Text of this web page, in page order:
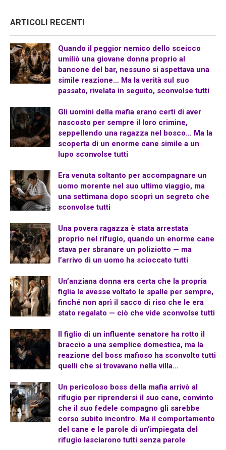
ARTICOLI RECENTI
Quando il peggior nemico dello sceicco
umiliò una giovane donna proprio al
bancone del bar, nessuno si aspettava una
simile reazione… Ma la verità sul suo
passato, rivelata in seguito, sconvolse tutti
Gli uomini della mafia erano certi di aver
nascosto per sempre il loro crimine,
seppellendo una ragazza nel bosco… Ma la
scoperta di un enorme cane simile a un
lupo sconvolse tutti
Era venuta soltanto per accompagnare un
uomo morente nel suo ultimo viaggio, ma
una settimana dopo scoprì un segreto che
sconvolse tutti
Una povera ragazza è stata arrestata
proprio nel rifugio, quando un enorme cane
stava per sbranare un poliziotto — ma
l’arrivo di un uomo ha scioccato tutti
Un’anziana donna era certa che la propria
figlia le avesse voltato le spalle per sempre,
finché non aprì il sacco di riso che le era
stato regalato — ciò che vide sconvolse tutti
Il figlio di un influente senatore ha rotto il
braccio a una semplice domestica, ma la
reazione del boss mafioso ha sconvolto tutti
quelli che si trovavano nella villa…
Un pericoloso boss della mafia arrivò al
rifugio per riprendersi il suo cane, convinto
che il suo fedele compagno gli sarebbe
corso subito incontro. Ma il comportamento
del cane e le parole di un’impiegata del
rifugio lasciarono tutti senza parole